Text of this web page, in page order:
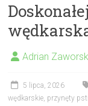
Adrian
5 lipca, 2026
wędkarskie, przynęty